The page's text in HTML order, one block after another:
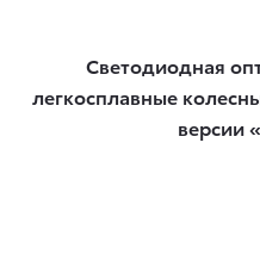
Светодиодная
легкосплавные
версии